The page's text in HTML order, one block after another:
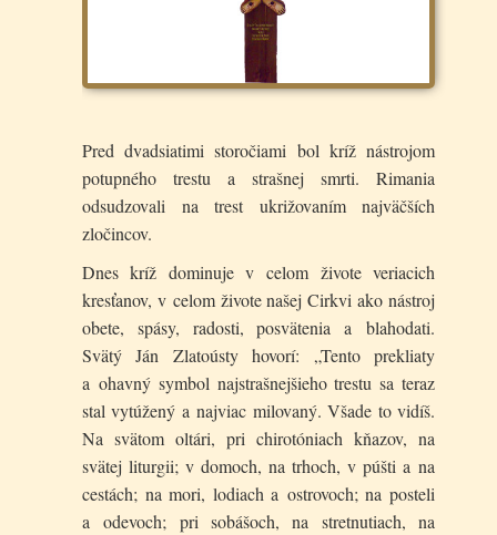
Pred dvadsiatimi storočiami bol kríž nástrojom
potupného trestu a strašnej smrti. Rimania
odsudzovali na trest ukrižovaním najväčších
zločincov.
Dnes kríž dominuje v celom živote veriacich
kresťanov, v celom živote našej Cirkvi ako nástroj
obete, spásy, radosti, posvätenia a blahodati.
Svätý Ján Zlatoústy hovorí: „Tento prekliaty
a ohavný symbol najstrašnejšieho trestu sa teraz
stal vytúžený a najviac milovaný. Všade to vidíš.
Na svätom oltári, pri chirotóniach kňazov, na
svätej liturgii; v domoch, na trhoch, v púšti a na
cestách; na mori, lodiach a ostrovoch; na posteli
a odevoch; pri sobášoch, na stretnutiach, na